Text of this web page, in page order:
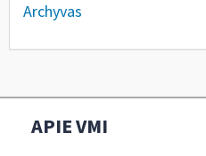
Archyvas
APIE VMI